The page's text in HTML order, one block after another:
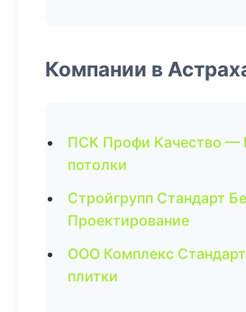
Компании в
ПСК Профи Качество —
потолки
Стройгрупп Стандарт
Проектирование
ООО Комплекс
плитки